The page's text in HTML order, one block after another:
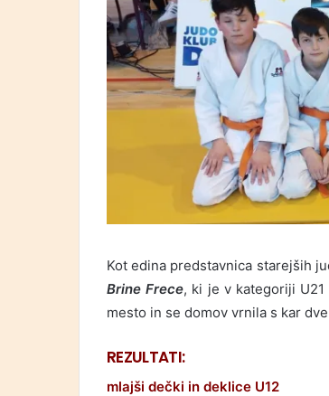
Kot edina predstavnica starejših
Brine Frece, ki je v kategoriji
mesto in se domov vrnila s kar
REZULTATI:
mlajši dečki in deklice U12